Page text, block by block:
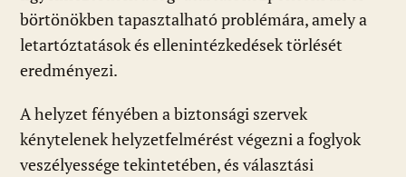
börtönökben tapasztalható problémára, amely a
letartóztatások és ellenintézkedések törlését
eredményezi.
A helyzet fényében a biztonsági szervek
kénytelenek helyzetfelmérést végezni a foglyok
veszélyessége tekintetében, és választási